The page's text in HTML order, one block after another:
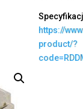
https://
product/?